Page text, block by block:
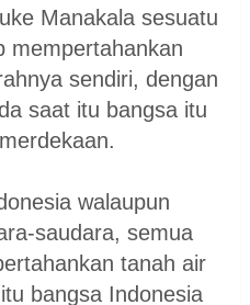
Manakala sesuatu
mempertahankan
sendiri, dengan
saat itu bangsa itu
walaupun
saudara, semua
tanah air
bangsa Indonesia